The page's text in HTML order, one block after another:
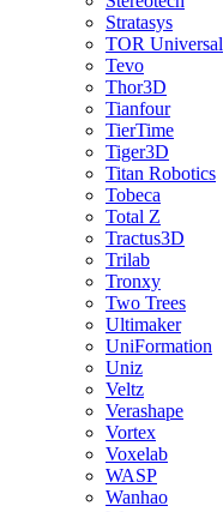
Stratasys
TOR Universal
Tevo
Thor3D
Tianfour
TierTime
Tiger3D
Titan Robotics
Tobeca
Total Z
Tractus3D
Trilab
Tronxy
Two Trees
Ultimaker
UniFormation
Uniz
Veltz
Verashape
Vortex
Voxelab
WASP
Wanhao